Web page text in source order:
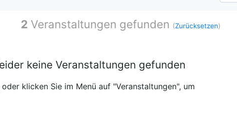
2 Veranstaltungen gefunden (Zurücksetzen)
keine Veranstaltungen gefunden
klicken Sie im Menü auf "Veranstaltungen", um